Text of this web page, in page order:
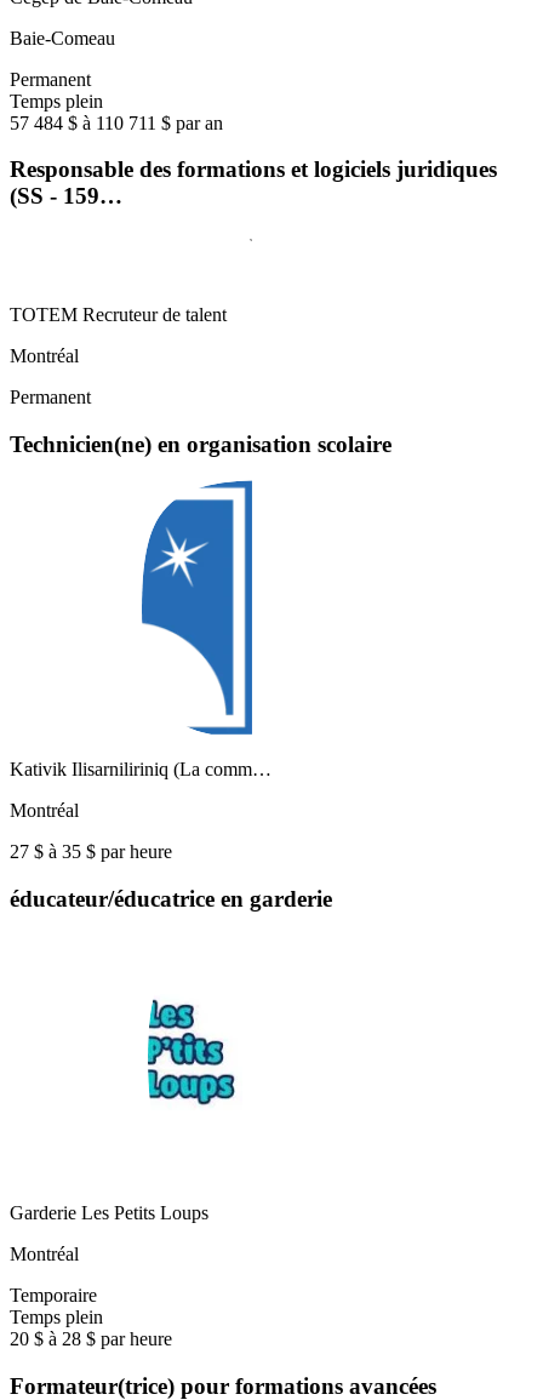
Baie-Comeau
Permanent
Temps plein
57 484 $ à 110 711 $ par an
Responsable des formations et logiciels juridiques
(SS - 159…
TOTEM Recruteur de talent
Montréal
Permanent
Technicien(ne) en organisation scolaire
Kativik Ilisarniliriniq (La comm…
Montréal
27 $ à 35 $ par heure
éducateur/éducatrice en garderie
Garderie Les Petits Loups
Montréal
Temporaire
Temps plein
20 $ à 28 $ par heure
Formateur(trice) pour formations avancées